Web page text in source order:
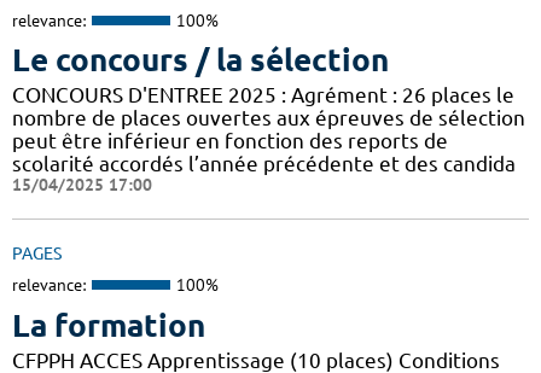
relevance: 100%
Le concours / la sélection
CONCOURS D'ENTREE 2025 : Agrément : 26 places le
nombre de places ouvertes aux épreuves de sélection
peut être inférieur en fonction des reports de
scolarité accordés l’année précédente et des candida
15/04/2025 17:00
PAGES
relevance: 100%
La formation
CFPPH ACCES Apprentissage (10 places) Conditions